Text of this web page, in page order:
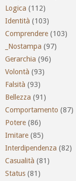
Logica (112)
Identità (103)
Comprendere (103)
_Nostampa (97)
Gerarchia (96)
Volontà (93)
Falsità (93)
Bellezza (91)
Comportamento (87)
Potere (86)
Imitare (85)
Interdipendenza (82)
Casualità (81)
Status (81)